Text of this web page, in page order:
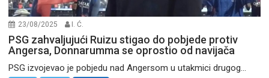
23/08/2025 I. Ć.
PSG zahvaljujući Ruizu stigao do pobjede protiv
Angersa, Donnarumma se oprostio od navijača
PSG izvojevao je pobjedu nad Angersom u utakmici drugog...